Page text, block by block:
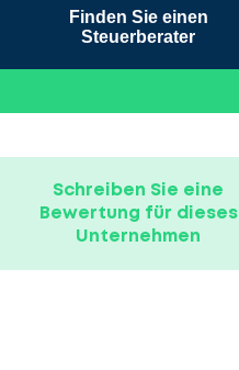
Finden Sie einen
Steuerberater
Schreiben Sie eine
Bewertung für dieses
Unternehmen